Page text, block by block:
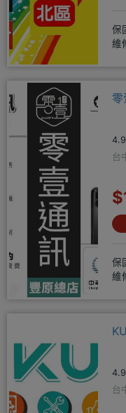
保
維
4.9
台
保
維
4.9
台